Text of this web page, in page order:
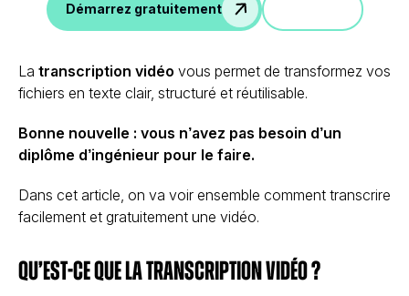
Démarrez gratuitement
La transcription vidéo vous permet de transformez vos
fichiers en texte clair, structuré et réutilisable.
Bonne nouvelle : vous n’avez pas besoin d’un
diplôme d’ingénieur pour le faire.
Dans cet article, on va voir ensemble comment transcrire
facilement et gratuitement une vidéo.
Qu’est-ce que la transcription vidéo ?